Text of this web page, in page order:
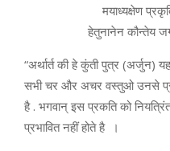
मयाध्यक्षेण
हेतुनानेन कौन्तेय
“अर्थार्त की हे कुंती पुत्र
सभी चर और अचर वस्तुओ उनसे
है . भगवान् इस प्रकति को
प्रभावित नहीं होते है ।